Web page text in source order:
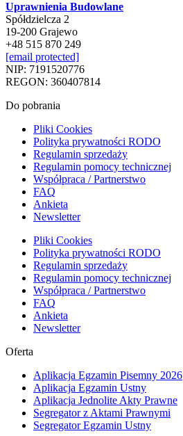
Uprawnienia Budowlane
Spółdzielcza 2
19-200 Grajewo
+48 515 870 249
[email protected]
NIP: 7191520776
REGON: 360407814
Do pobrania
Pliki Cookies
Polityka prywatności RODO
Regulamin sprzedaży
Regulamin pomocy technicznej
Współpraca / Partnerstwo
FAQ
Ankieta
Newsletter
Pliki Cookies
Polityka prywatności RODO
Regulamin sprzedaży
Regulamin pomocy technicznej
Współpraca / Partnerstwo
FAQ
Ankieta
Newsletter
Oferta
Aplikacja Egzamin Pisemny 2026
Aplikacja Egzamin Ustny
Aplikacja Jednolite Akty Prawne
Segregator z Aktami Prawnymi
Segregator Egzamin Ustny